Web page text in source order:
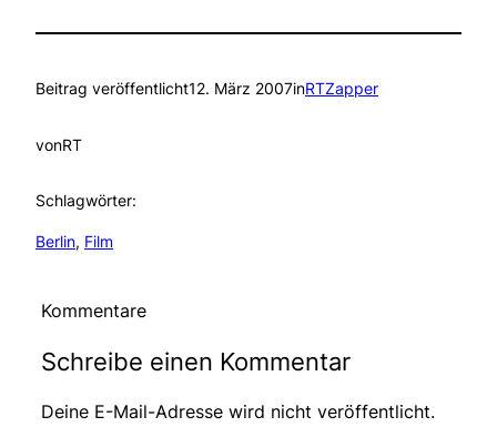
Beitrag veröffentlicht12. März 2007inRTZapper
vonRT
Schlagwörter:
Berlin, Film
Kommentare
Schreibe einen Kommentar
Deine E-Mail-Adresse wird nicht veröffentlicht.